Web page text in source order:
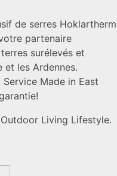
de serres Hoklartherm
partenaire
surélevés et
et les Ardennes.
Made in East
Living Lifestyle.